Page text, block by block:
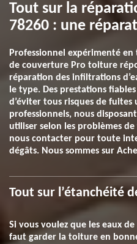
Tout sur la
78260 : une
Professionnel expérimenté
de couverture Pro toiture
réparation des infiltrations
le type. Des prestations
d’éviter tous risques de
professionnels, nous
utiliser selon les problèmes
nous contacter pour toute
dégâts. Nous sommes sur
Tout sur l’étanchéité
Si vous voulez que les eaux
faut garder la toiture en